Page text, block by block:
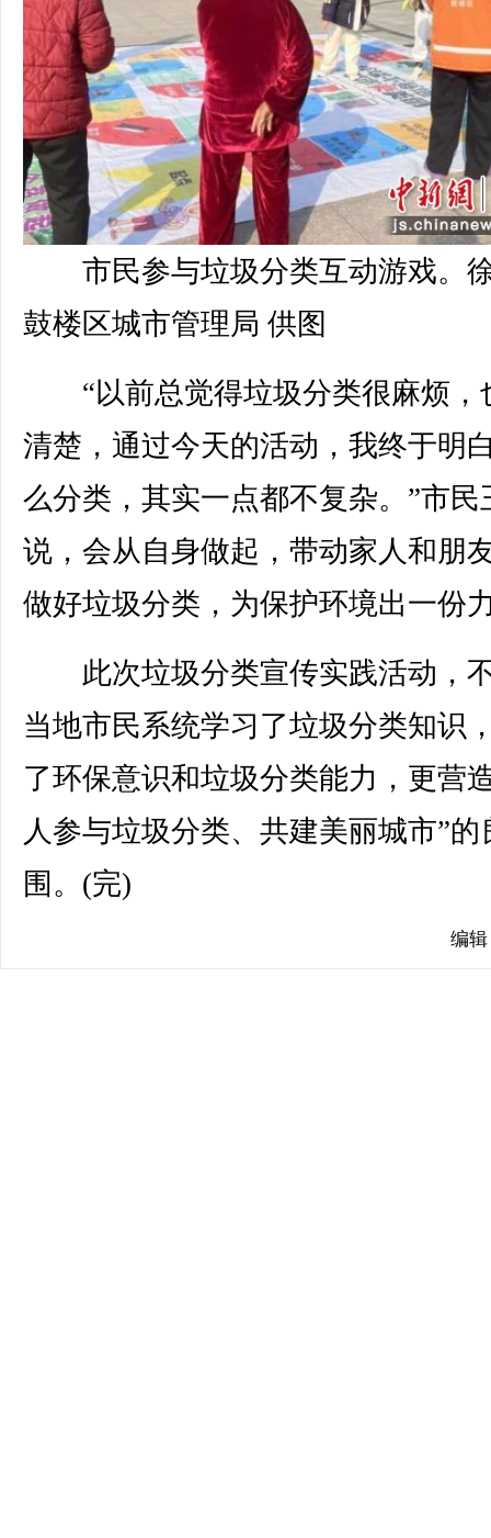
市民参与垃圾分类互动游戏。
鼓楼区城市管理局 供图
“以前总觉得垃圾分类很麻烦，
清楚，通过今天的活动，我终于明
么分类，其实一点都不复杂。”市民
说，会从自身做起，带动家人和朋
做好垃圾分类，为保护环境出一份
此次垃圾分类宣传实践活动，
当地市民系统学习了垃圾分类知识
了环保意识和垃圾分类能力，更营
人参与垃圾分类、共建美丽城市”的
围。(完)
编